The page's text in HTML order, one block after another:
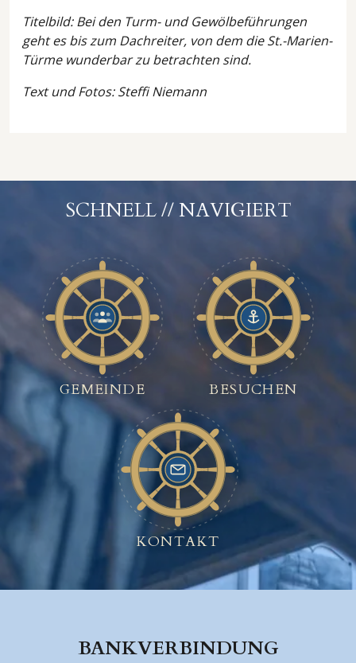
Titelbild: Bei den Turm- und Gewölbeführungen
geht es bis zum Dachreiter, von dem die St.-Marien-
Türme wunderbar zu betrachten sind.
Text und Fotos: Steffi Niemann
SCHNELL // NAVIGIERT
GEMEINDE BESUCHEN
KONTAKT
BANKVERBINDUNG